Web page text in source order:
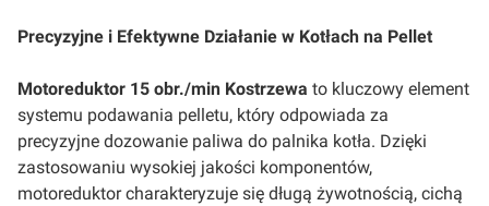
Precyzyjne i Efektywne Działanie w Kotłach na Pellet
Motoreduktor 15 obr./min Kostrzewa to kluczowy element
systemu podawania pelletu, który odpowiada za
precyzyjne dozowanie paliwa do palnika kotła. Dzięki
zastosowaniu wysokiej jakości komponentów,
motoreduktor charakteryzuje się długą żywotnością, cichą